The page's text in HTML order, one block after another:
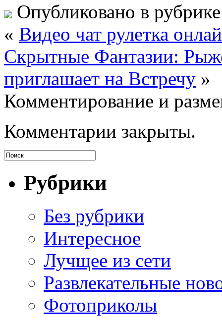
Опубликовано в
« Видео чат рулетка
Скрытные Фантазии:
приглашает на Встречу »
Комментирование и
Комментарии закрыты.
Рубрики
Без рубрики
Интересное
Лучщее из сети
Развлекательные
Фотоприколы